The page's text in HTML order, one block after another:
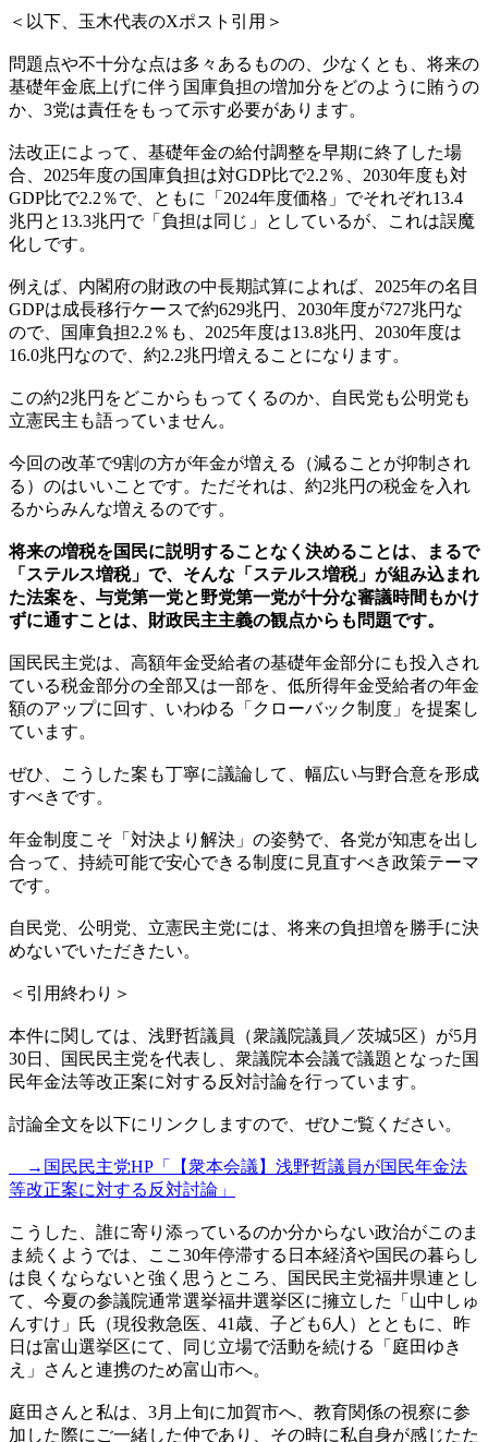
＜以下、玉木代表のXポスト引用＞
問題点や不十分な点は多々あるものの、少なくとも、将来の
基礎年金底上げに伴う国庫負担の増加分をどのように賄うの
か、3党は責任をもって示す必要があります。
法改正によって、基礎年金の給付調整を早期に終了した場
合、2025年度の国庫負担は対GDP比で2.2％、2030年度も対
GDP比で2.2％で、ともに「2024年度価格」でそれぞれ13.4
兆円と13.3兆円で「負担は同じ」としているが、これは誤魔
化しです。
例えば、内閣府の財政の中長期試算によれば、2025年の名目
GDPは成長移行ケースで約629兆円、2030年度が727兆円な
ので、国庫負担2.2％も、2025年度は13.8兆円、2030年度は
16.0兆円なので、約2.2兆円増えることになります。
この約2兆円をどこからもってくるのか、自民党も公明党も
立憲民主も語っていません。
今回の改革で9割の方が年金が増える（減ることが抑制され
る）のはいいことです。ただそれは、約2兆円の税金を入れ
るからみんな増えるのです。
将来の増税を国民に説明することなく決めることは、まるで
「ステルス増税」で、そんな「ステルス増税」が組み込まれ
た法案を、与党第一党と野党第一党が十分な審議時間もかけ
ずに通すことは、財政民主主義の観点からも問題です。
国民民主党は、高額年金受給者の基礎年金部分にも投入され
ている税金部分の全部又は一部を、低所得年金受給者の年金
額のアップに回す、いわゆる「クローバック制度」を提案し
ています。
ぜひ、こうした案も丁寧に議論して、幅広い与野合意を形成
すべきです。
年金制度こそ「対決より解決」の姿勢で、各党が知恵を出し
合って、持続可能で安心できる制度に見直すべき政策テーマ
です。
自民党、公明党、立憲民主党には、将来の負担増を勝手に決
めないでいただきたい。
＜引用終わり＞
本件に関しては、浅野哲議員（衆議院議員／茨城5区）が5月
30日、国民民主党を代表し、衆議院本会議で議題となった国
民年金法等改正案に対する反対討論を行っています。
討論全文を以下にリンクしますので、ぜひご覧ください。
→国民民主党HP「【衆本会議】浅野哲議員が国民年金法
等改正案に対する反対討論」
こうした、誰に寄り添っているのか分からない政治がこのま
ま続くようでは、ここ30年停滞する日本経済や国民の暮らし
は良くならないと強く思うところ、国民民主党福井県連とし
て、今夏の参議院通常選挙福井選挙区に擁立した「山中しゅ
んすけ」氏（現役救急医、41歳、子ども6人）とともに、昨
日は富山選挙区にて、同じ立場で活動を続ける「庭田ゆき
え」さんと連携のため富山市へ。
庭田さんと私は、3月上旬に加賀市へ、教育関係の視察に参
加した際にご一緒した仲であり、その時に私自身が感じたた